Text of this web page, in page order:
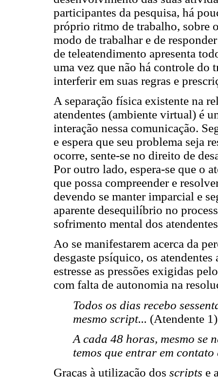
participantes da pesquisa, há
próprio ritmo de trabalho, sobre
modo de trabalhar e de
de teleatendimento apresenta
uma vez que não há controle do
interferir em suas regras e
A separação física existente na
atendentes (ambiente virtual) é
interação nessa comunicação.
e espera que seu problema seja
ocorre, sente-se no direito de
Por outro lado, espera-se que o
que possa compreender e
devendo se manter imparcial e
aparente desequilíbrio no
sofrimento mental dos
Ao se manifestarem acerca da
desgaste psíquico, os
estresse as pressões exigidas
com falta de autonomia na
Todos os dias recebo
mesmo script... (Atendente 1)
A cada 48 horas, mesmo se
temos que entrar em
Graças à utilização dos scripts e